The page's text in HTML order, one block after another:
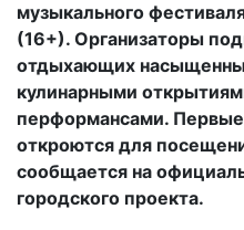
музыкального
(16+). Организаторы
отдыхающих
кулинарными
перформансами.
откроются для
сообщается на
городского проекта.